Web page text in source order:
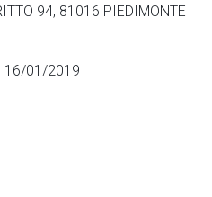
94, 81016 PIEDIMONTE
16/01/2019